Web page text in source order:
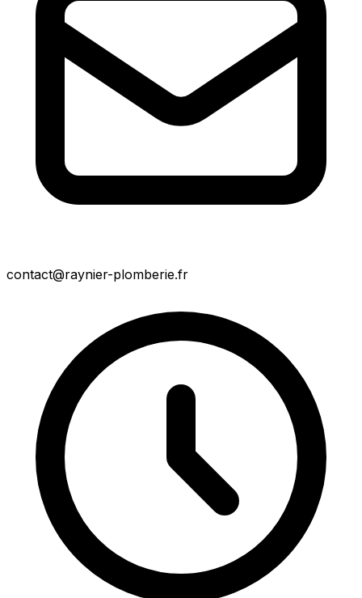
contact@raynier-plomberie.fr